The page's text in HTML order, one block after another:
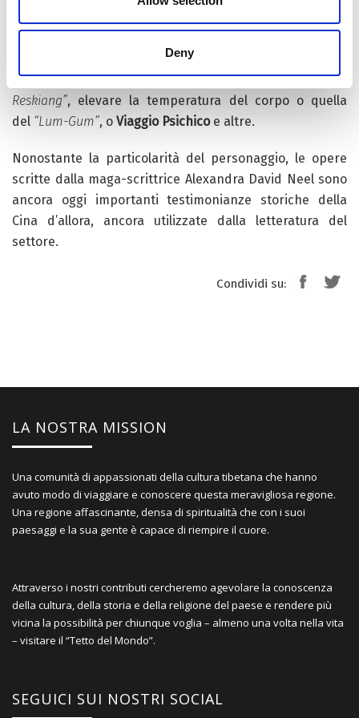
Deny
impiegarono sei mesi di lavoro continuo per poterla
. Si dice che conosceva a fondo questa
tecnica dei“Tulpa”per materializzare, la“Tumo
Reskiang”, elevare la temperatura del corpo o quella
del “Lum-Gum”, o Viaggio Psichicoe altre.
Nonostante la particolarità del personaggio, le opere
scritte dalla maga-scrittrice Alexandra David Neel sono
ancora oggi importanti testimonianze storiche della
Cina d’allora, ancora utilizzate dalla letteratura del
settore.
Condividi su:
LA NOSTRA MISSION
Una comunità di appassionati della cultura tibetana che hanno
avuto modo di viaggiare e conoscere questa meravigliosa regione.
Una regione affascinante, densa di spiritualità che con i suoi
paesaggi e la sua gente è capace di riempire il cuore.
Attraverso i nostri contributi cercheremo agevolare la conoscenza
della cultura, della storia e della religione del paese e rendere più
vicina la possibilità per chiunque voglia – almeno una volta nella vita
– visitare il “Tetto del Mondo”.
SEGUICI SUI NOSTRI SOCIAL